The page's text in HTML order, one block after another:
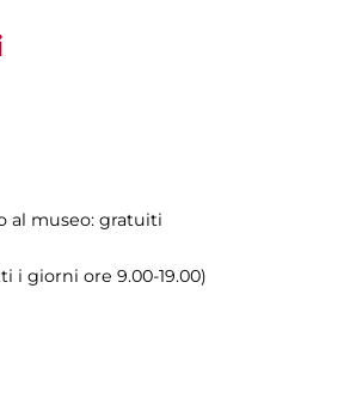
al museo: gratuiti
i giorni ore 9.00-19.00)